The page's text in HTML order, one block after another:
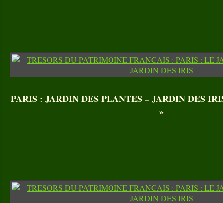
PARIS : JARDIN DES PLANTES – JARDIN DES
»